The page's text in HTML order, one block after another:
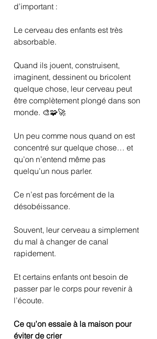
d’important :
Le cerveau des enfants est très
absorbable.
Quand ils jouent, construisent,
imaginent, dessinent ou bricolent
quelque chose, leur cerveau peut
être complètement plongé dans son
monde. 🎨🧩🚀
Un peu comme nous quand on est
concentré sur quelque chose… et
qu’on n’entend même pas
quelqu’un nous parler.
Ce n’est pas forcément de la
désobéissance.
Souvent, leur cerveau a simplement
du mal à changer de canal
rapidement.
Et certains enfants ont besoin de
passer par le corps pour revenir à
l’écoute.
Ce qu’on essaie à la maison pour
éviter de crier